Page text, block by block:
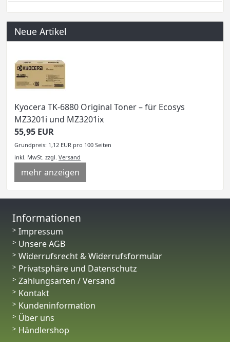
Neue Artikel
Kyocera TK-6880 Original Toner – für Ecosys
MZ3201i und MZ3201ix
55,95 EUR
Grundpreis: 1,12 EUR pro 100 Seiten
inkl. MwSt. zzgl. Versand
mehr anzeigen
Informationen
Impressum
Unsere AGB
Widerrufsrecht & Widerrufsformular
Privatsphäre und Datenschutz
Zahlungsarten / Versand
Kontakt
Kundeninformation
Über uns
Händlershop